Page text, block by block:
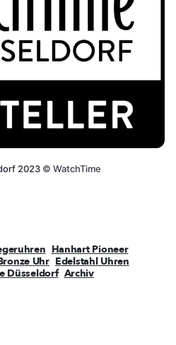
2023 © WatchTime
Hanhart Pioneer
Uhr Edelstahl Uhren
Düsseldorf Archiv